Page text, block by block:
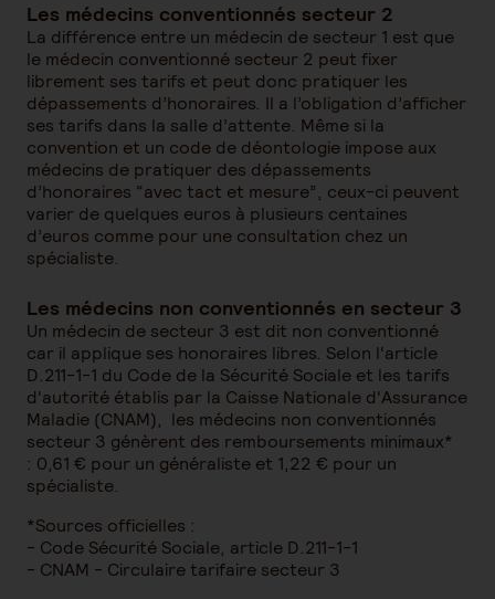
Les médecins conventionnés secteur 2
La différence entre un médecin de secteur 1 est que
le médecin conventionné secteur 2 peut fixer
librement ses tarifs et peut donc pratiquer les
dépassements d’honoraires. Il a l’obligation d’afficher
ses tarifs dans la salle d’attente. Même si la
convention et un code de déontologie impose aux
médecins de pratiquer des dépassements
d’honoraires “avec tact et mesure”, ceux-ci peuvent
varier de quelques euros à plusieurs centaines
d’euros comme pour une consultation chez un
spécialiste.
Les médecins non conventionnés en secteur 3
Un médecin de secteur 3 est dit non conventionné
car il applique ses honoraires libres. Selon l'article
D.211-1-1 du Code de la Sécurité Sociale et les tarifs
d'autorité établis par la Caisse Nationale d'Assurance
Maladie (CNAM), les médecins non conventionnés
secteur 3 génèrent des remboursements minimaux*
: 0,61 € pour un généraliste et 1,22 € pour un
spécialiste.
*Sources officielles :
- Code Sécurité Sociale, article D.211-1-1
- CNAM - Circulaire tarifaire secteur 3